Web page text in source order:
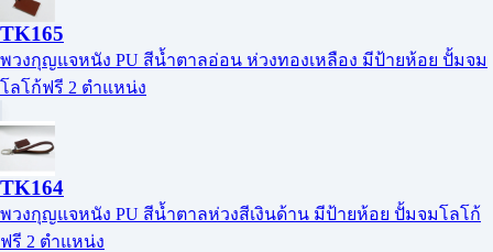
TK165
พวงกุญแจหนัง PU สีน้ำตาลอ่อน ห่วงทองเหลือง มีป้ายห้อย ปั้มจม
โลโก้ฟรี 2 ตำแหน่ง
TK164
พวงกุญแจหนัง PU สีน้ำตาลห่วงสีเงินด้าน มีป้ายห้อย ปั้มจมโลโก้
ฟรี 2 ตำแหน่ง